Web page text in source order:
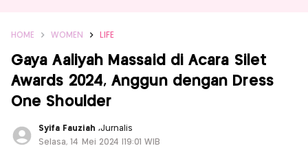
HOME WOMEN LIFE
Gaya Aaliyah Massaid di Acara Silet
Awards 2024, Anggun dengan Dress
One Shoulder
Syifa Fauziah ,Jurnalis
Selasa, 14 Mei 2024 |19:01 WIB